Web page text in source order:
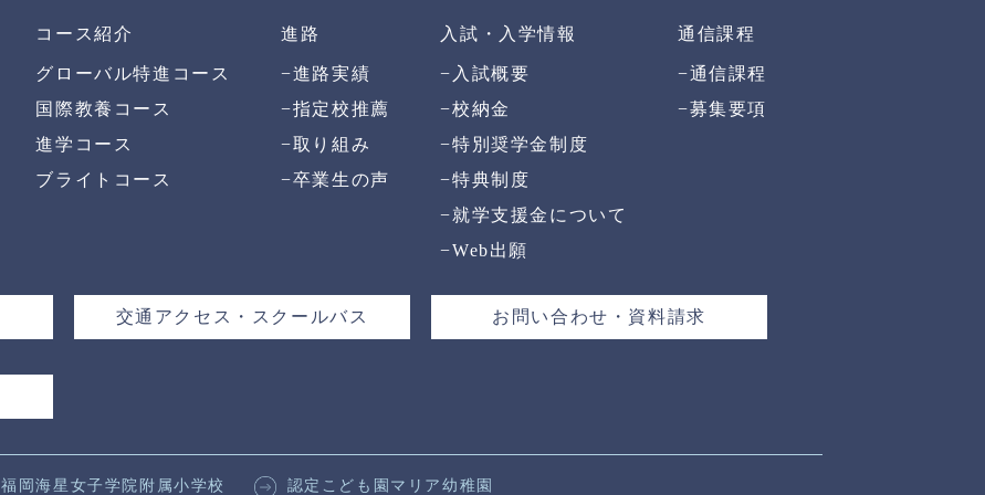
コース紹介
グローバル特進コース
国際教養コース
進学コース
ブライトコース
進路
−進路実績
−指定校推薦
−取り組み
−卒業生の声
入試・入学情報
− 入試概要
−校納金
−特別奨学金制度
−特典制度
−就学支援金について
−Web出願
通信課程
−通信課程
−募集要項
交通アクセス・スクールバス お問い合わせ・資料請求
福岡海星女子学院附属小学校 認定こども園マリア幼稚園